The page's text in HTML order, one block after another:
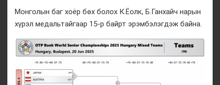
Монголын баг хоёр бөх болох К.Ёолк, Б.Ганхайч нарын
хүрэл медальтайгаар 15-р байрт эрэмбэлэгдэж байна.